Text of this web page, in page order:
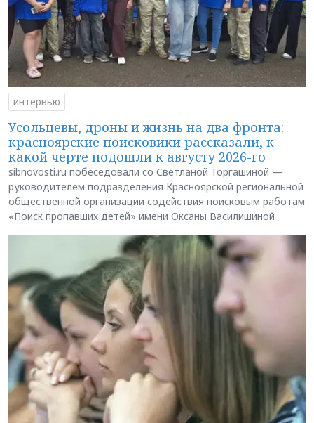
интервью
Усольцевы, дроны и жизнь на два фронта:
красноярские поисковики рассказали, к
какой черте подошли к августу 2026-го
sibnovosti.ru побеседовали со Светланой Торгашиной —
руководителем подразделения Красноярской региональной
общественной организации содействия поисковым работам
«Поиск пропавших детей» имени Оксаны Василишиной